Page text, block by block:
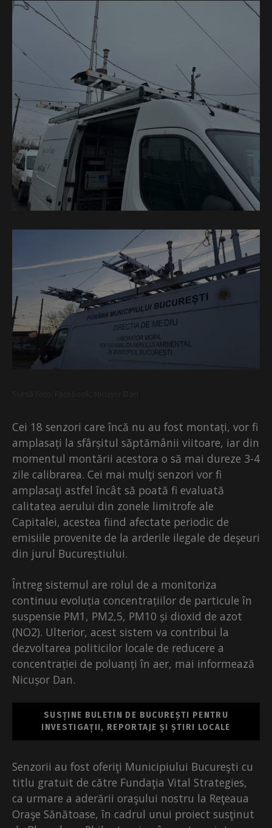
Cei 18 senzori care încă nu au fost montați, vor fi
amplasați la sfârșitul săptămânii viitoare, iar din
momentul montării acestora o să mai dureze 3-4
zile calibrarea. Cei mai mulţi senzori vor fi
amplasaţi astfel încât să poată fi evaluată
calitatea aerului din zonele limitrofe ale
Capitalei, acestea fiind afectate periodic de
emisiile provenite de la arderile ilegale de deşeuri
din jurul Bucureștiului.
Întreg sistemul are rolul de a monitoriza
continuu evoluția concentrațiilor de particule în
suspensie PM1, PM2,5, PM10 și dioxid de azot
(NO2). Ulterior, acest sistem va contribui la
dezvoltarea politicilor locale de reducere a
concentrației de poluanți în aer, mai informează
Nicușor Dan.
SUSȚINE BULETIN DE BUCUREȘTI PENTRU
INVESTIGAȚII, REPORTAJE ȘI ȘTIRI LOCALE
Senzorii au fost oferiţi Municipiului Bucureşti cu
titlu gratuit de către Fundaţia Vital Strategies,
ca urmare a aderării oraşului nostru la Reţeaua
Oraşe Sănătoase, în cadrul unui proiect susţinut